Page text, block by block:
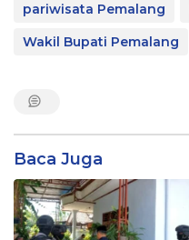
pariwisata Pemalang
Wakil Bupati Pemalang
Baca Juga